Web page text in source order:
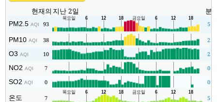
현재의 지난 2일 분
PM2.5AQI 93 5
PM10AQI 38 2
O3AQI 10 2
NO2AQI 7 0
SO2AQI 0 0
온도 7 5